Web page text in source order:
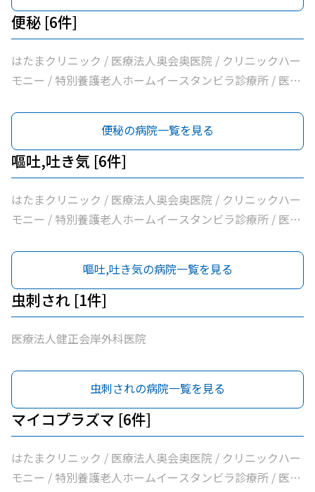
便秘 [6件]
はたまクリニック / 医療法人奥会奥医院 / クリニックハー
モニー / 特別養護老人ホームイースタンビラ診療所 / 医療
便秘の病院一覧を見る
嘔吐,吐き気 [6件]
はたまクリニック / 医療法人奥会奥医院 / クリニックハー
モニー / 特別養護老人ホームイースタンビラ診療所 / 医療
嘔吐,吐き気の病院一覧を見る
虫刺され [1件]
医療法人健正会岸外科医院
虫刺されの病院一覧を見る
マイコプラズマ [6件]
はたまクリニック / 医療法人奥会奥医院 / クリニックハー
モニー / 特別養護老人ホームイースタンビラ診療所 / 医療